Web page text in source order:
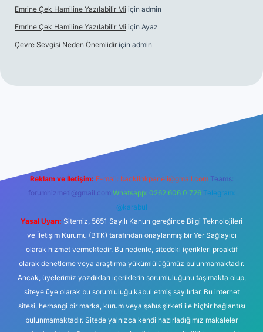
Emrine Çek Hamiline Yazılabilir Mi için admin
Emrine Çek Hamiline Yazılabilir Mi için Ayaz
Çevre Sevgisi Neden Önemlidir için admin
Reklam ve İletişim: E-mail: backlinkpaneli@gmail.com Teams:
forumhizmeti@gmail.com Whatsapp: 0262 606 0 726 Telegram:
@karabul
Yasal Uyarı: Sitemiz, 5651 Sayılı Kanun gereğince Bilgi Teknolojileri
ve İletişim Kurumu (BTK) tarafından onaylanmış bir Yer Sağlayıcı
olarak hizmet vermektedir. Bu nedenle, sitedeki içerikleri proaktif
olarak denetleme veya araştırma yükümlülüğümüz bulunmamaktadır.
Ancak, üyelerimiz yazdıkları içeriklerin sorumluluğunu taşımakta olup,
siteye üye olarak bu sorumluluğu kabul etmiş sayılırlar. Bu internet
sitesi, herhangi bir marka, kurum veya şahıs şirketi ile hiçbir bağlantısı
bulunmamaktadır. Sitede yalnızca kendi hazırladığımız makaleler